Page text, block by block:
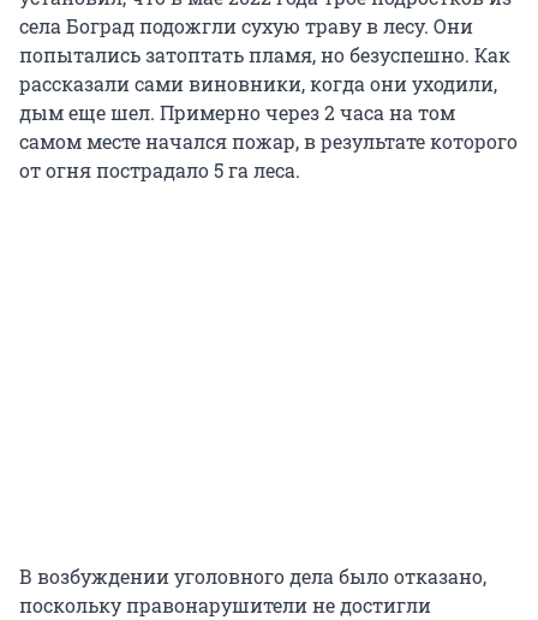
села Боград подожгли сухую траву в лесу. Они
попытались затоптать пламя, но безуспешно. Как
рассказали сами виновники, когда они уходили,
дым еще шел. Примерно через 2 часа на том
самом месте начался пожар, в результате которого
от огня пострадало 5 га леса.
В возбуждении уголовного дела было отказано,
поскольку правонарушители не достигли